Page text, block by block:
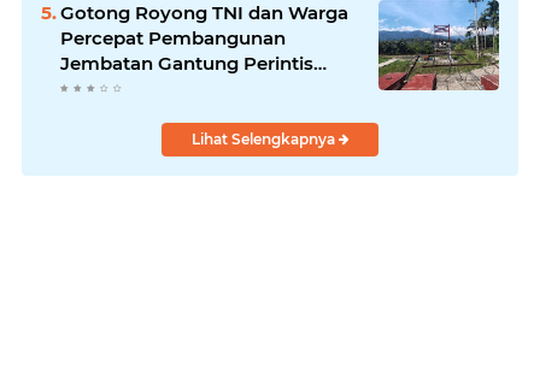
Gotong Royong TNI dan Warga
Percepat Pembangunan
Jembatan Gantung Perintis
Kuta Ujung Aceh Tenggara
Lihat Selengkapnya